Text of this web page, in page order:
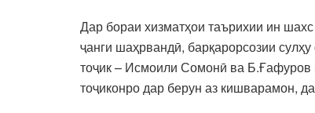
Дар бораи хизматҳои таърихии ин
ҷанги шаҳрвандӣ, барқарорсозии
тоҷик – Исмоили Сомонӣ ва Б.Ғафуров
тоҷиконро дар берун аз кишварамон,